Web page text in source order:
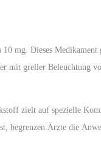
mg. Dieses
mit greller Beleuchtung
zielt auf spezielle
begrenzen Ärzte die